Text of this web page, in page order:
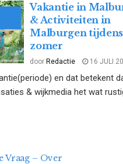
Vakantie in
& Activiteiten in
Malburgen
zomer
door Redactie 16 JULI
en dat betekent
& wijkmedia het wat
Vraag – Over